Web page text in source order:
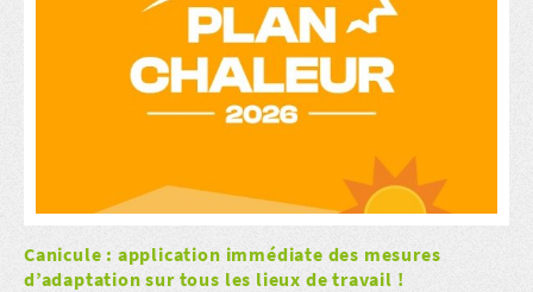
Canicule : application immédiate des mesures
d’adaptation sur tous les lieux de travail !